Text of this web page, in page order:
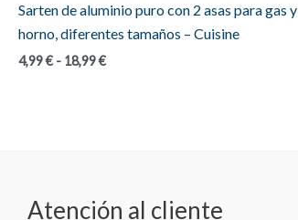
Sarten de aluminio puro con 2 asas para gas y
horno, diferentes tamaños – Cuisine
4,99€ - 18,99€Rango
Atención al cliente